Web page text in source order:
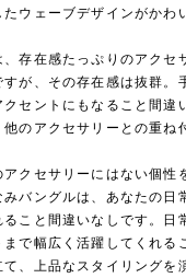
たウェーブデザインがかわ
存在感たっぷりのアクセ
が、その存在感は抜群。
セントにもなること間違
のアクセサリーとの重ね
クセサリーにはない個性
みバングルは、あなたの日
こと間違いなしです。日
で幅広く活躍してくれる
、上品なスタイリングを